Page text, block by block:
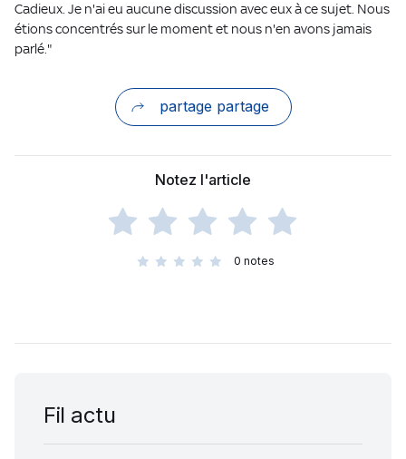
Cadieux. Je n'ai eu aucune discussion avec eux à ce sujet. Nous
étions concentrés sur le moment et nous n'en avons jamais
parlé."
partage partage
Notez l'article
0 notes
Fil actu